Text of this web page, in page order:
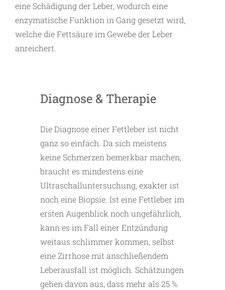
eine Schädigung der Leber, wodurch eine
enzymatische Funktion in Gang gesetzt wird,
welche die Fettsäure im Gewebe der Leber
anreichert.
Diagnose & Therapie
Die Diagnose einer Fettleber ist nicht
ganz so einfach. Da sich meistens
keine Schmerzen bemerkbar machen,
braucht es mindestens eine
Ultraschalluntersuchung, exakter ist
noch eine Biopsie. Ist eine Fettleber im
ersten Augenblick noch ungefährlich,
kann es im Fall einer Entzündung
weitaus schlimmer kommen, selbst
eine Zirrhose mit anschließendem
Leberausfall ist möglich. Schätzungen
gehen davon aus, dass mehr als 25 %